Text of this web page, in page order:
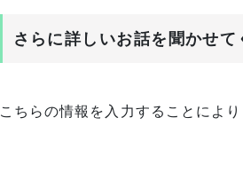
さらに詳しいお話を聞かせて
こちらの情報を入力することによ